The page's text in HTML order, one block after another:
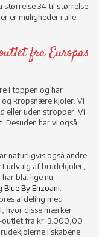
størrelse 34 til størrelse
er muligheder i alle
fra Europas
i toppen og har
og kropsnære kjoler. Vi
eller uden stropper. Vi
Desuden har vi også
naturligvis også andre
udvalg af brudekjoler,
bla. lige nu
Blue By Enzoani
afdeling med
hvor disse mærker
outlet fra kr. 3.000,00
i skabene.